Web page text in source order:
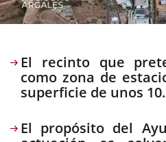
Descripción
El recinto que
como zona de
superficie de unos
El propósito del